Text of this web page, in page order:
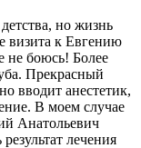
но жизнь
визита к Евгению
не боюсь! Более
Прекрасный
вводит анестетик,
В моем случае
Анатольевич
лечения